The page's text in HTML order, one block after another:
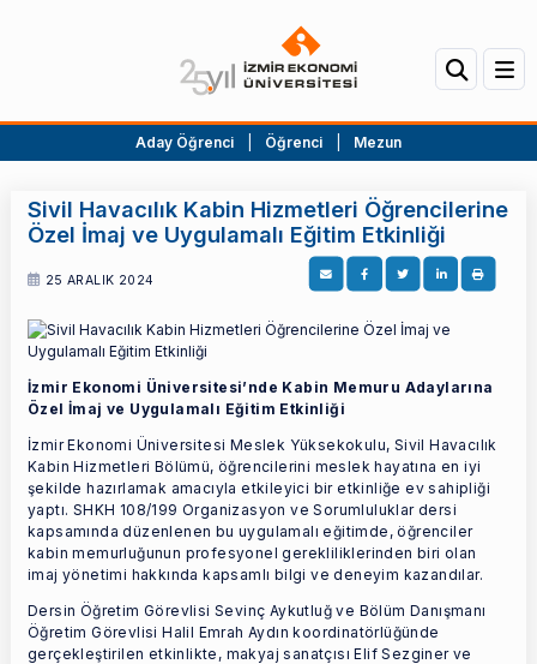
Aday Öğrenci Öğrenci Mezun
Sivil Havacılık Kabin Hizmetleri Öğrencilerine
Özel İmaj ve Uygulamalı Eğitim Etkinliği
25 ARALIK 2024
İzmir Ekonomi Üniversitesi’nde Kabin Memuru Adaylarına
Özel İmaj ve Uygulamalı Eğitim Etkinliği
İzmir Ekonomi Üniversitesi Meslek Yüksekokulu, Sivil Havacılık
Kabin Hizmetleri Bölümü, öğrencilerini meslek hayatına en iyi
şekilde hazırlamak amacıyla etkileyici bir etkinliğe ev sahipliği
yaptı. SHKH 108/199 Organizasyon ve Sorumluluklar dersi
kapsamında düzenlenen bu uygulamalı eğitimde, öğrenciler
kabin memurluğunun profesyonel gerekliliklerinden biri olan
imaj yönetimi hakkında kapsamlı bilgi ve deneyim kazandılar.
Dersin Öğretim Görevlisi Sevinç Aykutluğ ve Bölüm Danışmanı
Öğretim Görevlisi Halil Emrah Aydın koordinatörlüğünde
gerçekleştirilen etkinlikte, makyaj sanatçısı Elif Sezginer ve